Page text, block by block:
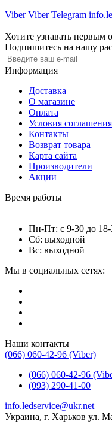
Viber Viber Telegram
Хотите узнавать первым
Подпишитесь на нашу
Информация
Доставка
О магазине
Оплата
Условия соглашения
Контакты
Возврат товара
Карта сайта
Производители
Акции
Время работы
Пн-Пт: с 9-30 до 18-
Сб: выходной
Вс: выходной
Мы в социальных сетях:
Наши контакты
(066) 060-42-96 (Viber)
(066) 060-42-96
(093) 290-41-00
info.ledservice@ukr.net
Украина, г. Харьков ул.